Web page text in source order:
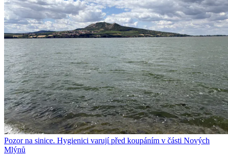
Pozor na sinice. Hygienici varují před koupáním v části Nových
Mlýnů